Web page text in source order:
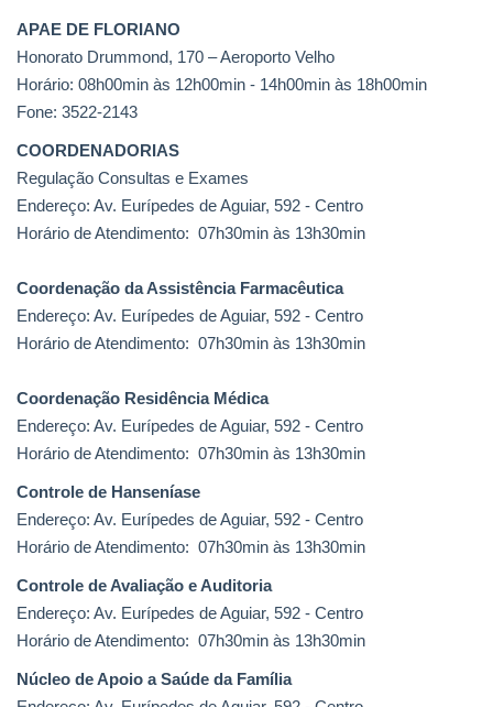
APAE DE FLORIANO
Honorato Drummond, 170 – Aeroporto Velho
Horário: 08h00min às 12h00min - 14h00min às 18h00min
Fone: 3522-2143
COORDENADORIAS
Regulação Consultas e Exames
Endereço: Av. Eurípedes de Aguiar, 592 - Centro
Horário de Atendimento: 07h30min às 13h30min
Coordenação da Assistência Farmacêutica
Endereço: Av. Eurípedes de Aguiar, 592 - Centro
Horário de Atendimento: 07h30min às 13h30min
Coordenação Residência Médica
Endereço: Av. Eurípedes de Aguiar, 592 - Centro
Horário de Atendimento: 07h30min às 13h30min
Controle de Hanseníase
Endereço: Av. Eurípedes de Aguiar, 592 - Centro
Horário de Atendimento: 07h30min às 13h30min
Controle de Avaliação e Auditoria
Endereço: Av. Eurípedes de Aguiar, 592 - Centro
Horário de Atendimento: 07h30min às 13h30min
Núcleo de Apoio a Saúde da Família